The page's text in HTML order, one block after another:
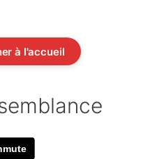
à l'accueil